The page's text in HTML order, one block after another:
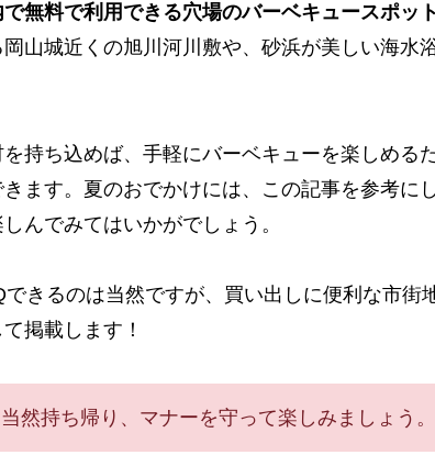
で無料で利用できる穴場のバーベキュースポット
山城近くの旭川河川敷や、砂浜が美しい海水
持ち込めば、手軽にバーベキューを楽しめる
ます。夏のおでかけには、この記事を参考に
んでみてはいかがでしょう。
きるのは当然ですが、買い出しに便利な市街
掲載します！
然持ち帰り、マナーを守って楽しみましょう。